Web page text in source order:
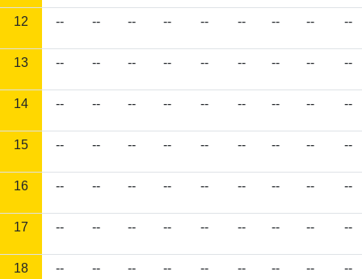
12 -- -- -- -- -- -- -- -- --
13 -- -- -- -- -- -- -- -- --
14 -- -- -- -- -- -- -- -- --
15 -- -- -- -- -- -- -- -- --
16 -- -- -- -- -- -- -- -- --
17 -- -- -- -- -- -- -- -- --
18 -- -- -- -- -- -- -- -- --